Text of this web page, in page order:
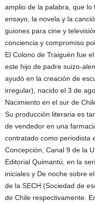
amplio de la palabra, que
ensayo, la novela y la
guiones para cine y
conciencia y compromiso
El Colono de Traiguén fue
este hijo de padre suizo-
ayudó en la creación de
irregular), nacido el 3 de
Nacimiento en el sur de
Su producción literaria es
de vendedor en una
contratado como periodista
Concepción, Canal 9 de la
Editorial Quimantú, en la
iniciales y De noche sobre
de la SECH (Sociedad de
de Chile respectivamente.